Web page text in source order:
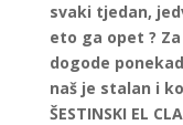
svaki tjedan,
eto ga opet ?
dogode
naš je stalan i
ŠESTINSKI EL